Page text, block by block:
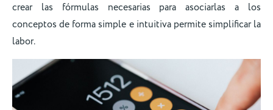
crear las fórmulas necesarias para asociarlas a los
conceptos de forma simple e intuitiva permite simplificar la
labor.